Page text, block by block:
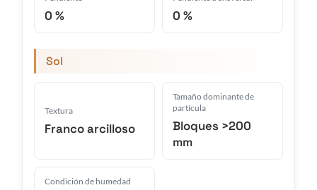
0 % 0 %
Sol
Textura
Franco arcilloso
Tamaño dominante de
partícula
Bloques >200
mm
Condición de humedad